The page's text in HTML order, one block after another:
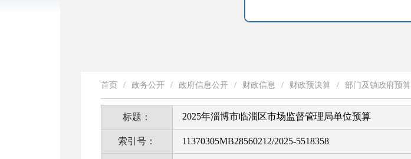
首页 / 政务公开 / 政府信息公开 / 财政信息 / 财政预决算 / 部门及镇政府预算
标题： 2025年淄博市临淄区市场监督管理局单位预算
索引号： 11370305MB28560212/2025-5518358